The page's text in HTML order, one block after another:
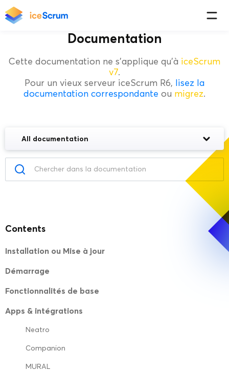
Documentation
Cette documentation ne s'applique qu'à iceScrum
v7.
Pour un vieux serveur iceScrum R6, lisez la
documentation correspondante ou migrez.
All documentation
Contents
Installation ou Mise à jour
Démarrage
Fonctionnalités de base
Apps & intégrations
Neatro
Companion
MURAL